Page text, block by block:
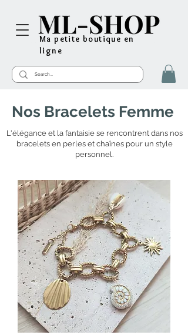
Ma petite boutique en
ligne
Nos Bracelets Femme
L'élégance et la fantaisie se rencontrent dans nos
bracelets en perles et chaînes pour un style
personnel.